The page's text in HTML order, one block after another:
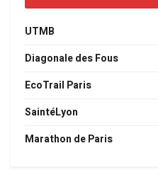
UTMB
Diagonale des Fous
EcoTrail Paris
SaintéLyon
Marathon de Paris